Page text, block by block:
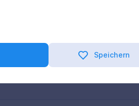
Speichern